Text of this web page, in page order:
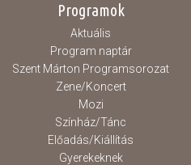
Programok
Aktuális
Program naptár
Szent Márton Programsorozat
Zene/Koncert
Mozi
Színház/Tánc
Előadás/Kiállítás
Gyerekeknek